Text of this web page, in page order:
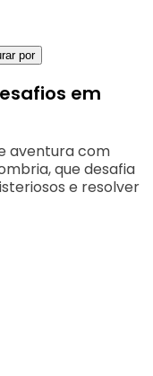
por
em
aventura com
que desafia
e resolver